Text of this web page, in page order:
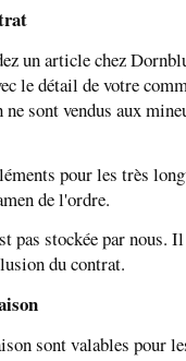
un article chez
le détail de votre
sont vendus aux
pour les très
de l'ordre.
pas stockée par nous.
du contrat.
sont valables pour